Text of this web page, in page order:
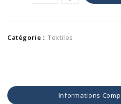
Catégorie : Textiles
Informations